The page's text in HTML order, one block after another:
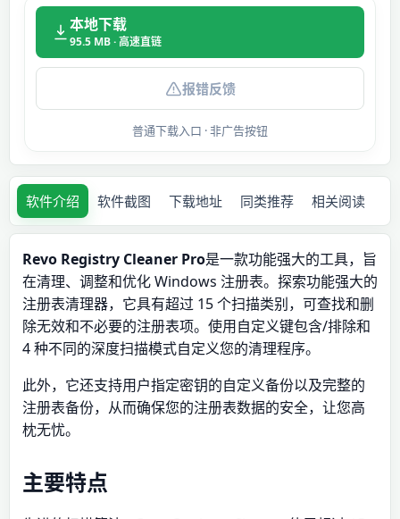
本地下载
95.5 MB · 高速直链
报错反馈
普通下载入口 · 非广告按钮
软件介绍 软件截图 下载地址 同类推荐 相关阅读
Revo Registry Cleaner Pro是一款功能强大的工具，旨
在清理、调整和优化 Windows 注册表。探索功能强大的
注册表清理器，它具有超过 15 个扫描类别，可查找和删
除无效和不必要的注册表项。使用自定义键包含/排除和
4 种不同的深度扫描模式自定义您的清理程序。
此外，它还支持用户指定密钥的自定义备份以及完整的
注册表备份，从而确保您的注册表数据的安全，让您高
枕无忧。
主要特点